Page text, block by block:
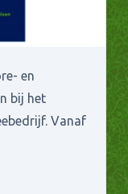
en
bij het
Vanaf